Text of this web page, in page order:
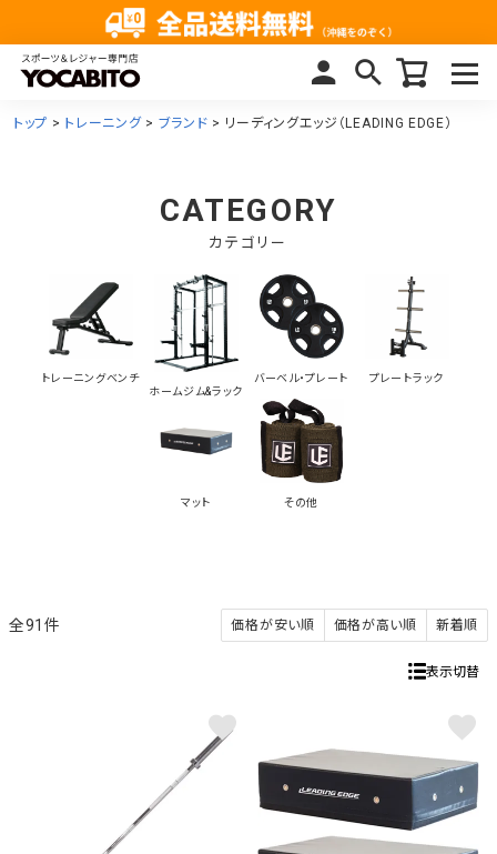
トップ トレーニング ブランド リーディングエッジ（LEADING EDGE）
CATEGORY
カテゴリー
トレーニングベンチ
ホームジム&ラック
バーベル・プレート プレートラック
マット その他
価格が安い順 価格が高い順 新着順
91
表示切替